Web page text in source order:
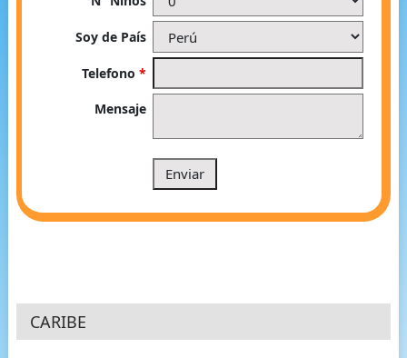
Soy de País
Telefono*
Mensaje
CARIBE